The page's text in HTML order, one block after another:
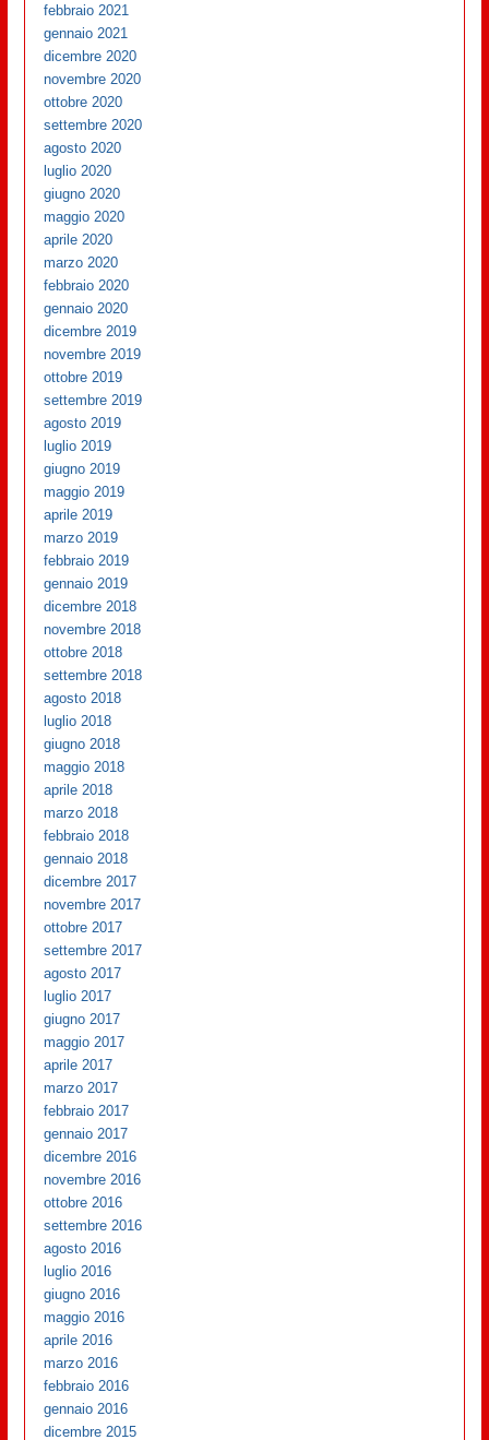
febbraio 2021
gennaio 2021
dicembre 2020
novembre 2020
ottobre 2020
settembre 2020
agosto 2020
luglio 2020
giugno 2020
maggio 2020
aprile 2020
marzo 2020
febbraio 2020
gennaio 2020
dicembre 2019
novembre 2019
ottobre 2019
settembre 2019
agosto 2019
luglio 2019
giugno 2019
maggio 2019
aprile 2019
marzo 2019
febbraio 2019
gennaio 2019
dicembre 2018
novembre 2018
ottobre 2018
settembre 2018
agosto 2018
luglio 2018
giugno 2018
maggio 2018
aprile 2018
marzo 2018
febbraio 2018
gennaio 2018
dicembre 2017
novembre 2017
ottobre 2017
settembre 2017
agosto 2017
luglio 2017
giugno 2017
maggio 2017
aprile 2017
marzo 2017
febbraio 2017
gennaio 2017
dicembre 2016
novembre 2016
ottobre 2016
settembre 2016
agosto 2016
luglio 2016
giugno 2016
maggio 2016
aprile 2016
marzo 2016
febbraio 2016
gennaio 2016
dicembre 2015